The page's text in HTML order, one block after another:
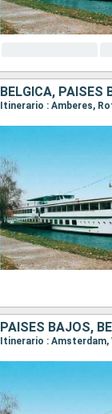
BÉLGICA, PAISES
Itinerario : Amberes,
PAISES BAJOS,
Itinerario : Amsterdam,